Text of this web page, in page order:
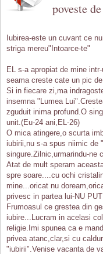
poveste
Iubirea-este un cuvant ce
striga mereu"Intoarce-te"
EL s-a apropiat de mine
seama creste cate un pic
Si in fiecare zi,ma
insemna "Lumea
zguduit inima profund.O
unit.(Eu-24 ani,EL-26)
O mica atingere,o scurta
iubirii,nu s-a spus niimic de
singure.Zilnic,urmarindu-ne
Atat de mult speram
spre soare....cu ochi
mine...oricat nu
privesc in partea lui-NU
Frumoasul ce grestea din
iubire...Lucram in acelasi
religie.Imi spunea ca e
privea atanc,clar,si cu
"iubirii".Venise vacanta de